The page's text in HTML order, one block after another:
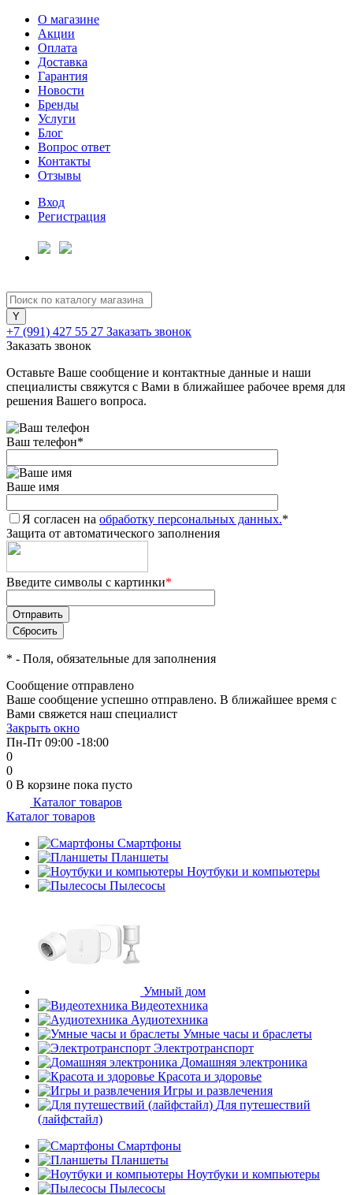
О магазине
Акции
Оплата
Доставка
Гарантия
Новости
Бренды
Услуги
Блог
Вопрос ответ
Контакты
Отзывы
Вход
Регистрация
+7 (991) 427 55 27 Заказать звонок
Заказать звонок
Оставьте Ваше сообщение и контактные данные и наши
специалисты свяжутся с Вами в ближайшее рабочее время для
решения Вашего вопроса.
Ваш телефон*
Ваше имя
Я согласен на обработку персональных данных.*
Защита от автоматического заполнения
Введите символы с картинки*
* - Поля, обязательные для заполнения
Сообщение отправлено
Ваше сообщение успешно отправлено. В ближайшее время с
Вами свяжется наш специалист
Закрыть окно
Пн-Пт 09:00 -18:00
0
0
0 В корзине пока пусто
Каталог товаров
Каталог товаров
Смартфоны
Планшеты
Ноутбуки и компьютеры
Пылесосы
Умный дом
Видеотехника
Аудиотехника
Умные часы и браслеты
Электротранспорт
Домашняя электроника
Красота и здоровье
Игры и развлечения
Для путешествий
(лайфстайл)
Смартфоны
Планшеты
Ноутбуки и компьютеры
Пылесосы